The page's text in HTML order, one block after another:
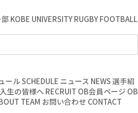
KOBE UNIVERSITY RUGBY FOOTBALL
ールSCHEDULE ニュース NEWS選手紹
生の皆様へ RECRUIT OB会員ページ OB
TEAM お問い合わせ CONTACT